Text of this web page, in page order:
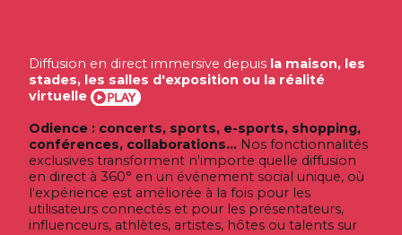
Diffusion en direct immersive depuis la maison, les
stades, les salles d'exposition ou la réalité
virtuelle
Odience : concerts, sports, e-sports, shopping,
conférences, collaborations... Nos fonctionnalités
exclusives transforment n'importe quelle diffusion
en direct à 360° en un événement social unique, où
l'expérience est améliorée à la fois pour les
utilisateurs connectés et pour les présentateurs,
influenceurs, athlètes, artistes, hôtes ou talents sur